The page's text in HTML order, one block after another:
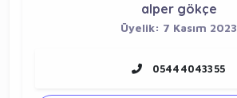
alper gökçe
Üyelik: 7 Kasım 2023
05444043355